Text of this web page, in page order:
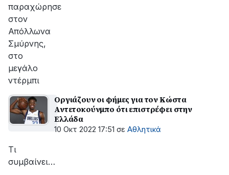
παραχώρησε
στον
Απόλλωνα
Σμύρνης,
στο
μεγάλο
ντέρμπι
Οργιάζουν οι φήμες για τον Κώστα
Αντετοκούνμπο ότι επιστρέφει στην
Ελλάδα
10 Οκτ 2022 17:51 σε Αθλητικά
Τι
συμβαίνει…